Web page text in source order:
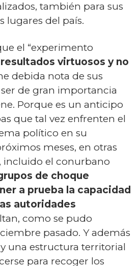
también para sus
lugares del país.
el “experimento
resultados virtuosos y no
debida nota de sus
de gran importancia
Porque es un anticipo
que tal vez enfrenten el
político en su
meses, en otras
incluido el conurbano
de choque
a prueba la capacidad
autoridades
como se pudo
pasado. Y además
una estructura territorial
para recoger los